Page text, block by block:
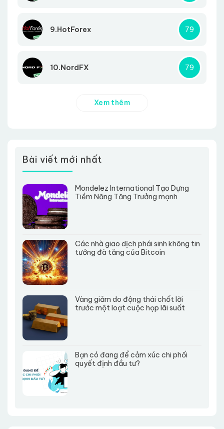
9.HotForex 79
10.NordFX 79
Xem thêm
Bài viết mới nhất
Mondelez International Tạo Dựng
Tiềm Năng Tăng Trưởng mạnh
Các nhà giao dịch phái sinh không tin
tưởng đà tăng của Bitcoin
Vàng giảm do động thái chốt lời
trước một loạt cuộc họp lãi suất
Bạn có đang để cảm xúc chi phối
quyết định đầu tư?